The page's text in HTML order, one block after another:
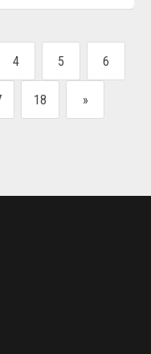
4 5 6
18 »